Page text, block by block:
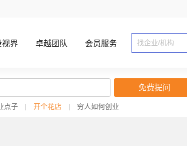
界 卓越团队 会员服务
点子 开个花店 穷人如何创业
免费提问